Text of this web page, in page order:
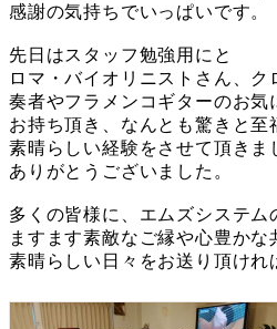
感謝の気持ちでいっぱいです。
先日はスタッフ勉強用にと
ロマ・バイオリニストさん、ク
奏者やフラメンコギターのお気
お持ち頂き、なんとも驚きと至
素晴らしい経験をさせて頂きま
ありがとうございました。
多くの皆様に、エムズシステム
ますます素敵なご縁や心豊かな
素晴らしい日々をお送り頂けれ